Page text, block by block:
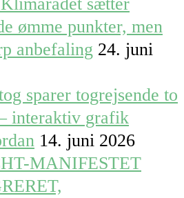
sætter
ømme punkter, men
anbefaling 24. juni
sparer togrejsende to
interaktiv grafik
14. juni 2026
MANIFESTET